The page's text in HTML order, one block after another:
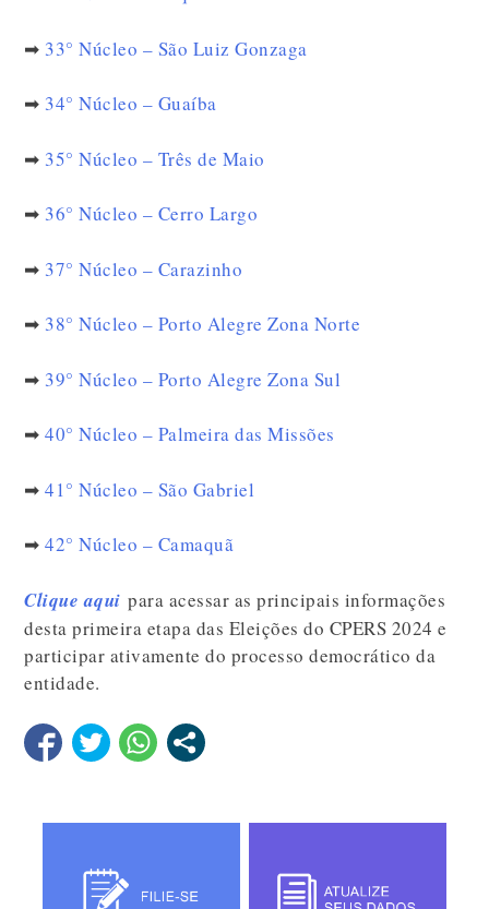
➡ 33° Núcleo – São Luiz Gonzaga
➡ 34° Núcleo – Guaíba
➡ 35° Núcleo – Três de Maio
➡ 36° Núcleo – Cerro Largo
➡ 37° Núcleo – Carazinho
➡ 38° Núcleo – Porto Alegre Zona Norte
➡ 39° Núcleo – Porto Alegre Zona Sul
➡ 40° Núcleo – Palmeira das Missões
➡41° Núcleo – São Gabriel
➡42° Núcleo – Camaquã
Clique aqui para acessar as principais informações
desta primeira etapa das Eleições do CPERS 2024 e
participar ativamente do processo democrático da
entidade.